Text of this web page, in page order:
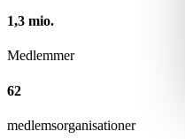
1,3 mio.
Medlemmer
62
medlemsorganisationer